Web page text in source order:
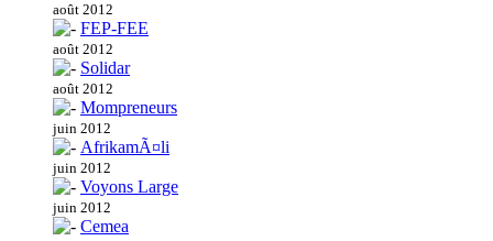
août 2012
FEP-FEE
août 2012
Solidar
août 2012
Mompreneurs
juin 2012
AfrikamÃ¤li
juin 2012
Voyons Large
juin 2012
Cemea